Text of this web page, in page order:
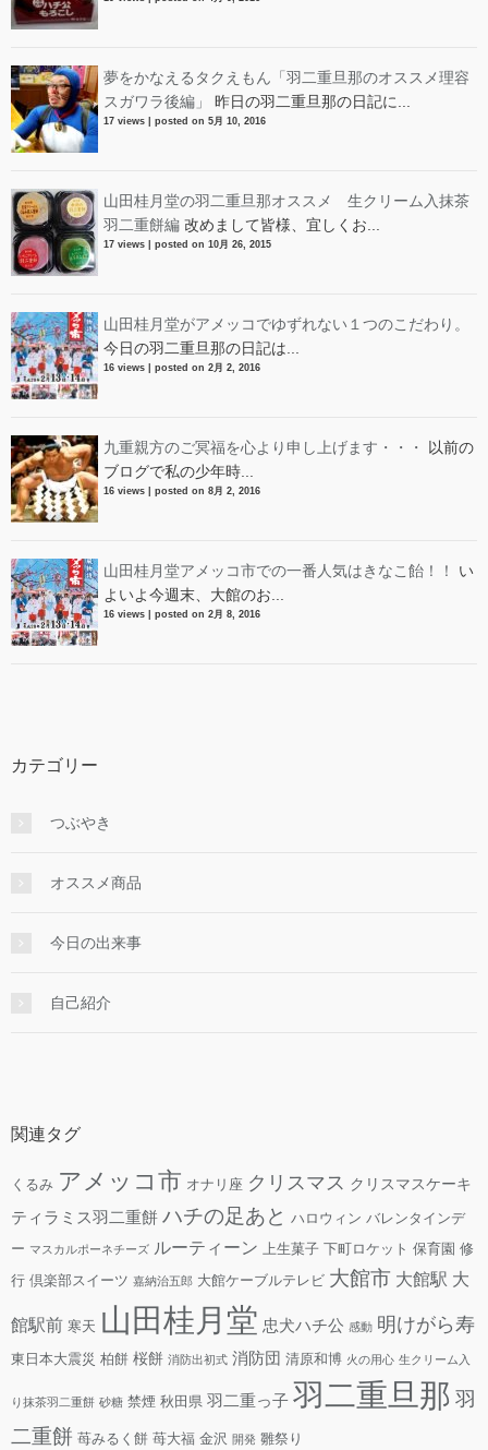
夢をかなえるタクえもん「羽二重旦那のオススメ理容
スガワラ後編」
昨日の羽二重旦那の日記に...
17 views posted on 5月 10, 2016
山田桂月堂の羽二重旦那オススメ 生クリーム入抹茶
羽二重餅編 改めまして皆様、宜しくお...
17 views posted on 10月 26, 2015
山田桂月堂がアメッコでゆずれない１つのこだわり。
今日の羽二重旦那の日記は...
16 views posted on 2月 2, 2016
九重親方のご冥福を心より申し上げます・・・
以前の
ブログで私の少年時...
16 views posted on 8月 2, 2016
山田桂月堂アメッコ市での一番人気はきなこ飴！！
い
よいよ今週末、大館のお...
16 views posted on 2月 8, 2016
カテゴリー
つぶやき
オススメ商品
今日の出来事
自己紹介
関連タグ
くるみ アメッコ市 オナリ座 クリスマス クリスマスケーキ
ティラミス羽二重餅 ハチの足あと ハロウィン バレンタインデ
ー マスカルポーネチーズ ルーティーン 上生菓子 下町ロケット 保育園 修
行 倶楽部スイーツ 嘉納治五郎 大館ケーブルテレビ 大館市 大館駅 大
館駅前 寒天 山田桂月堂 忠犬ハチ公 感動 明けがら寿
東日本大震災 柏餅 桜餅 消防出初式 消防団 清原和博 火の用心 生クリーム入
り抹茶羽二重餅 砂糖 禁煙 秋田県 羽二重っ子 羽二重旦那 羽
二重餅 苺みるく餅 苺大福 金沢 開発 雛祭り